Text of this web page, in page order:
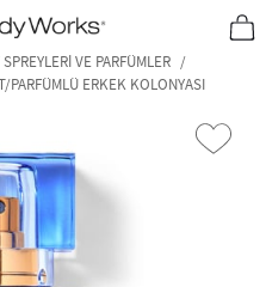
*Promosyon Detayları
VE PARFÜMLER
PARFÜMLÜ ERKEK KOLONYASI